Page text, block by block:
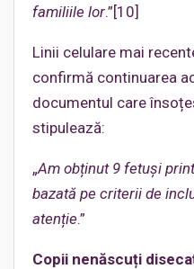
familiile lor.”[10]
Linii celulare mai
confirmă continuarea
documentul care
stipulează:
„Am obținut 9 fetuși
bazată pe criterii de
atenție.”
Copii nenăscuți